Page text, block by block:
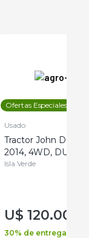
Ofertas Especiales
Usado
Tractor John Deere
2014, 4WD, DUAL
Isla Verde
U$ 120.000
30% de entrega +